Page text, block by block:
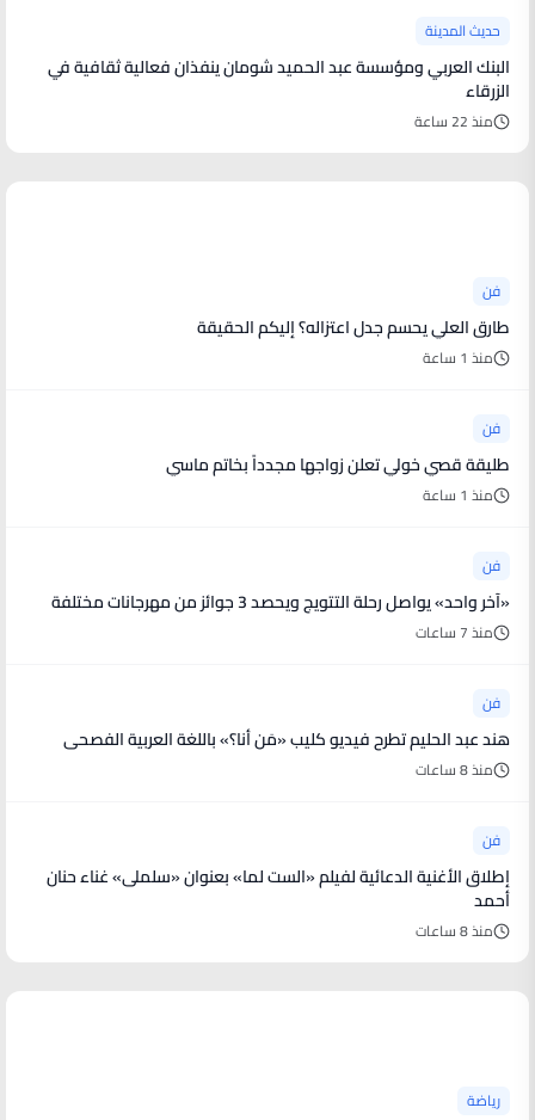
حديث المدينة
البنك العربي ومؤسسة عبد الحميد شومان ينفذان فعالية ثقافية في
الزرقاء
منذ 22 ساعة
فن
طارق العلي يحسم جدل اعتزاله؟ إليكم الحقيقة
منذ 1 ساعة
فن
طليقة قصي خولي تعلن زواجها مجدداً بخاتم ماسي
منذ 1 ساعة
فن
«آخر واحد» يواصل رحلة التتويج ويحصد 3 جوائز من مهرجانات مختلفة
منذ 7 ساعات
فن
هند عبد الحليم تطرح فيديو كليب «مَن أنا؟» باللغة العربية الفصحى
منذ 8 ساعات
فن
إطلاق الأغنية الدعائية لفيلم «الست لما» بعنوان «سلملى» غناء حنان
أحمد
منذ 8 ساعات
رياضة